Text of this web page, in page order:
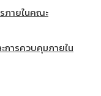
ภายในคณะ
การควบคุมภายใน